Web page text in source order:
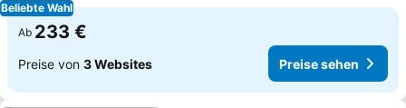
Beliebte Wahl
Ab 233 €
Preise von 3 Websites Preise sehen